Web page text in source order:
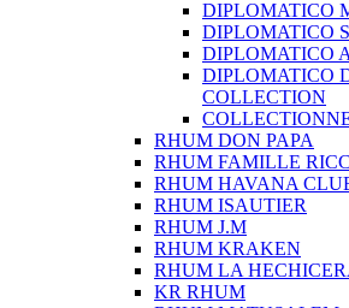
DIPLOMATICO
DIPLOMATICO
DIPLOMATICO
DIPLOMATICO
COLLECTION
RHUM DON PAPA
RHUM FAMILLE
RHUM HAVANA
RHUM ISAUTIER
RHUM J.M
RHUM KRAKEN
RHUM LA
KR RHUM